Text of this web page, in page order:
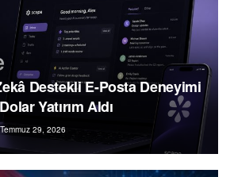
Destekli E-Posta Deneyimi
Yatırım Aldı
29, 2026